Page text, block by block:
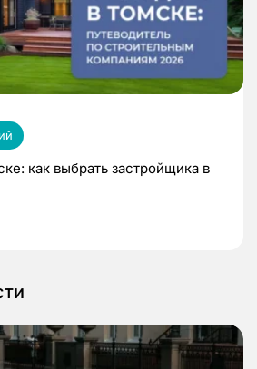
как выбрать застройщика в